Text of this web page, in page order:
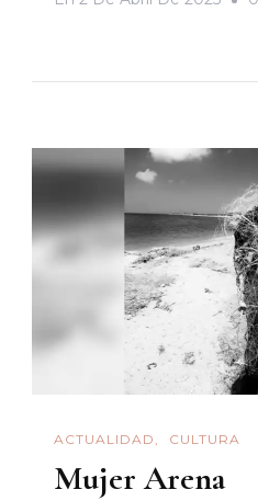
ACTUALIDAD CULTURA
Mujer Arena